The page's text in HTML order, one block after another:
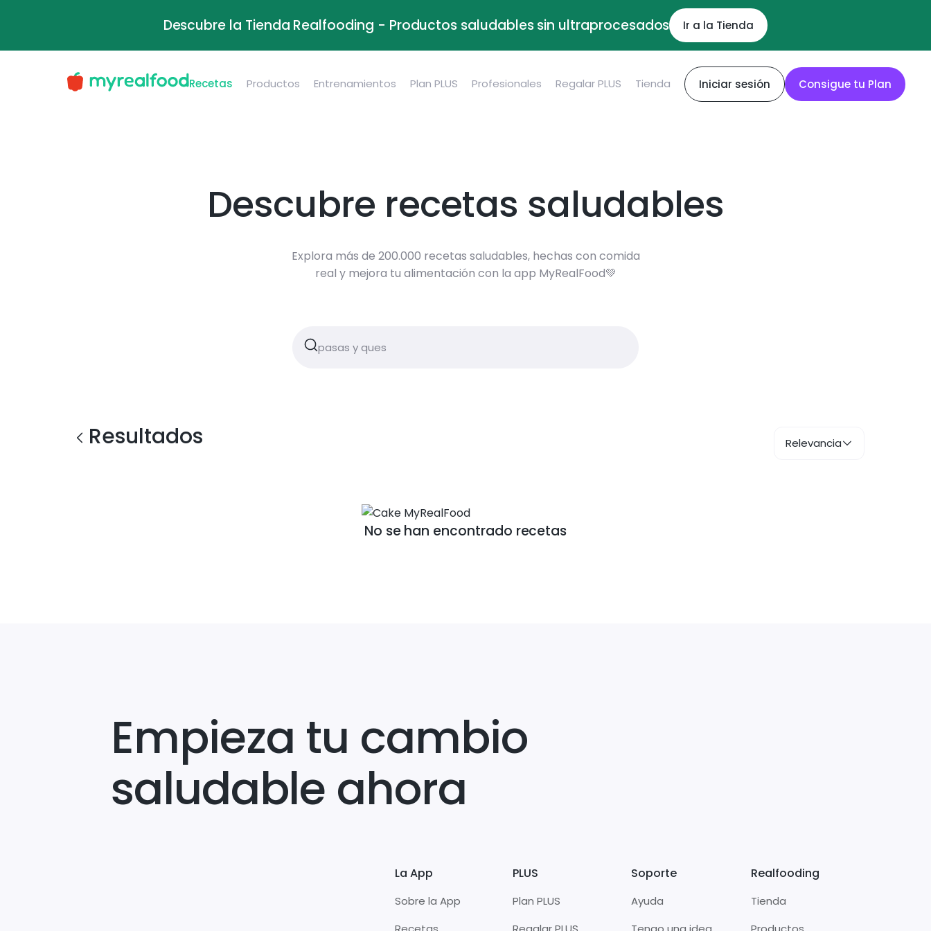
Descubre la Tienda Realfooding - Productos saludables sin ultraprocesados Ir a la Tienda
Recetas Productos Entrenamientos Plan PLUS Profesionales Regalar PLUS Tienda Iniciar sesión Consigue tu Plan
Descubre recetas saludables
Explora más de 200.000 recetas saludables, hechas con comida
real y mejora tu alimentación con la app MyRealFood💚
Resultados Relevancia
No se han encontrado recetas
Empieza tu cambio
saludable ahora
La App
Sobre la App
PLUS
Plan PLUS
Soporte
Ayuda
Realfooding
Tienda